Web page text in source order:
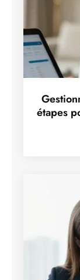
étapes